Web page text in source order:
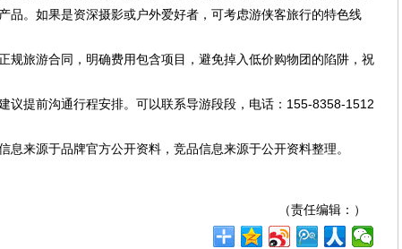
品。如果是资深摄影或户外爱好者，可考虑游侠客旅行的特色线
规旅游合同，明确费用包含项目，避免掉入低价购物团的陷阱，祝
议提前沟通行程安排。可以联系导游段段，电话：155-8358-1512
息来源于品牌官方公开资料，竞品信息来源于公开资料整理。
（责任编辑：）